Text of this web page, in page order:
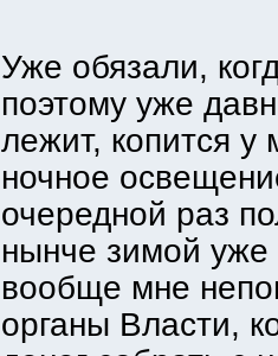
Уже обязали,
поэтому уже
лежит, копится у
ночное
очередной раз
нынче зимой уже
вообще мне
органы Власти,